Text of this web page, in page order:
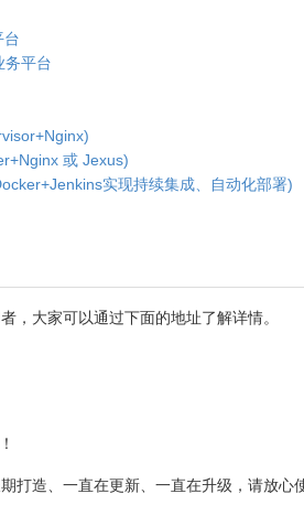
台
务平台
或 Jexus)
实现持续集成、自动化部署)
，大家可以通过下面的地址了解详情。
打造、一直在更新、一直在升级，请放心